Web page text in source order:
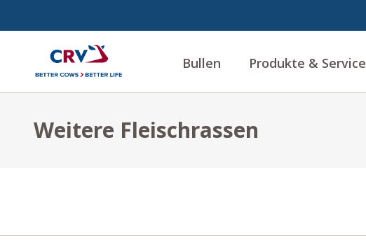
Bullen Produkte & Service
Weitere Fleischrassen